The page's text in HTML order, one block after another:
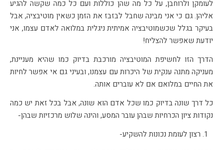
לעומקן ולרוחבן, על כל מה שהן כוללות ועם כל כמה שקשה להגיע
אליהן. גם כי אני מבינה שחבל לבזבז את הזמן כשאין מוטיבציה, אבל
בעיקר בגלל שכשמוטיבציה אמיתית ניגלית במלואה לאדם עצמו, אני
יודעת שאפשר להצליח!
הדרך הזו לחשיפת המוטיבציה מורכבת בדיוק כמו שהיא מעניינת,
מעניקה מתנה ענקית של היכרות עם עצמנו, ובעיני גם אי אפשר לחיות
את החיים במלואם אם לא עוברים אותה.
כל דרך שונה בדיוק כמו שכל אדם הוא שונה, אבל בכל זאת יש כמה
נקודות ציון הכרחיות שבהן עובר המסע, והינה שלוש מרכזיות שבהן-
רצון לעומת נכונות להשקיע-